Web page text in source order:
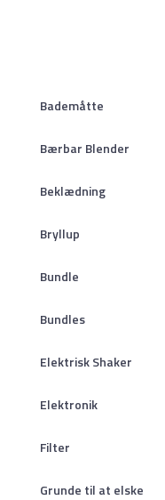
Bademåtte
Bærbar Blender
Beklædning
Bryllup
Bundle
Bundles
Elektrisk Shaker
Elektronik
Filter
Grunde til at elske